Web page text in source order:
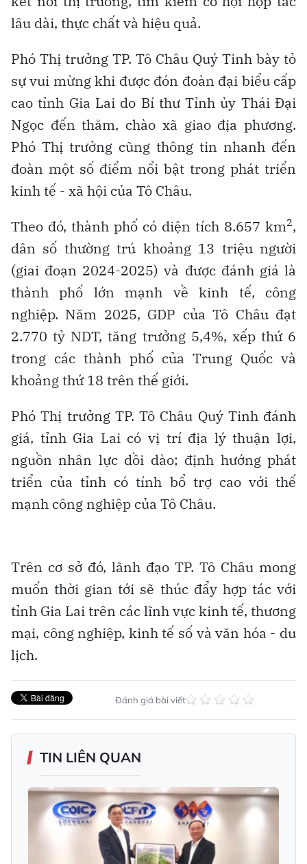
lâu dài, thực chất và hiệu quả.
Phó Thị trưởng TP. Tô Châu Quý Tinh bày tỏ
sự vui mừng khi được đón đoàn đại biểu cấp
cao tỉnh Gia Lai do Bí thư Tỉnh ủy Thái Đại
Ngọc đến thăm, chào xã giao địa phương.
Phó Thị trưởng cũng thông tin nhanh đến
đoàn một số điểm nổi bật trong phát triển
kinh tế - xã hội của Tô Châu.
Theo đó, thành phố có diện tích 8.657 km2,
dân số thường trú khoảng 13 triệu người
(giai đoạn 2024-2025) và được đánh giá là
thành phố lớn mạnh về kinh tế, công
nghiệp. Năm 2025, GDP của Tô Châu đạt
2.770 tỷ NDT, tăng trưởng 5,4%, xếp thứ 6
trong các thành phố của Trung Quốc và
khoảng thứ 18 trên thế giới.
Phó Thị trưởng TP. Tô Châu Quý Tinh đánh
giá, tỉnh Gia Lai có vị trí địa lý thuận lợi,
nguồn nhân lực dồi dào; định hướng phát
triển của tỉnh có tính bổ trợ cao với thế
mạnh công nghiệp của Tô Châu.
Trên cơ sở đó, lãnh đạo TP. Tô Châu mong
muốn thời gian tới sẽ thúc đẩy hợp tác với
tỉnh Gia Lai trên các lĩnh vực kinh tế, thương
mại, công nghiệp, kinh tế số và văn hóa - du
lịch.
Đánh giá bài viết
TIN LIÊN QUAN